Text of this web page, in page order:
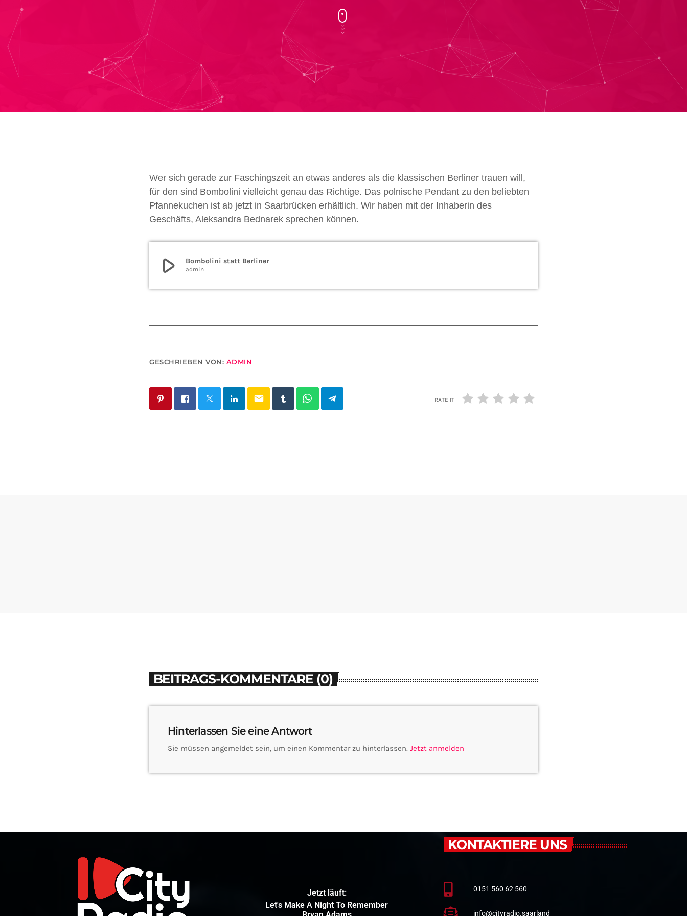
Wer sich gerade zur Faschingszeit an etwas anderes als die klassischen Berliner trauen will,
für den sind Bombolini vielleicht genau das Richtige. Das polnische Pendant zu den beliebten
Pfannekuchen ist ab jetzt in Saarbrücken erhältlich. Wir haben mit der Inhaberin des
Geschäfts, Aleksandra Bednarek sprechen können.
play_arrow Bombolini statt Berliner
admin
GESCHRIEBEN VON: ADMIN
email RATE IT
BEITRAGS-KOMMENTARE (0)
Hinterlassen Sie eine Antwort
Sie müssen angemeldet sein, um einen Kommentar zu hinterlassen. Jetzt anmelden
Jetzt läuft:
Let's Make A Night To Remember
KONTAKTIERE UNS
0151 560 62 560
info@cityradio.saarland